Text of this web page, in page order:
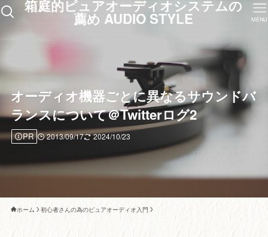
箱庭的ピュアオーディオシステムの
薦め AUDIO STYLE MENU
オーディオ機器ごとに異なるサウンドバ
ランスについて＠Twitterログ2
PR 2013/09/17 2024/10/23
ホーム 初心者さんの為のピュアオーディオ入門